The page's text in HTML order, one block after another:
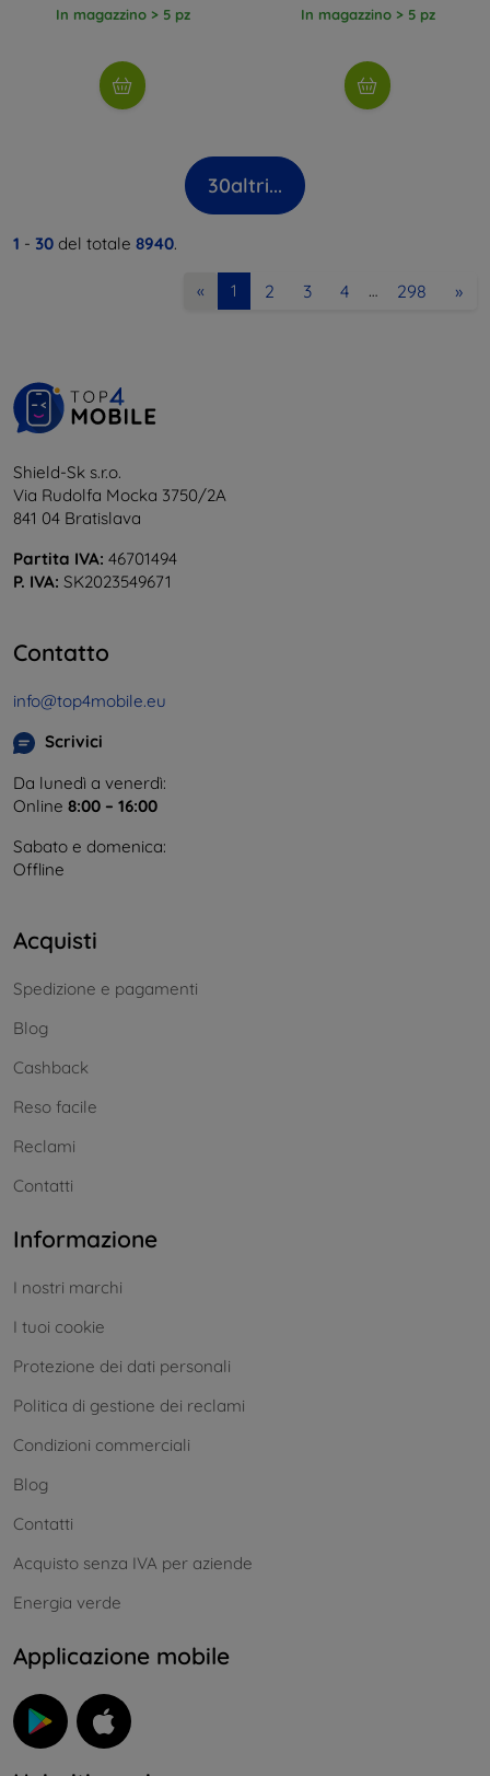
In magazzino > 5 pz In magazzino > 5 pz
30altri...
1 - 30 del totale 8940.
« 1 2 3 4 … 298 »
Shield-Sk s.r.o.
Via Rudolfa Mocka 3750/2A
841 04 Bratislava
Partita IVA: 46701494
P. IVA: SK2023549671
Contatto
info@top4mobile.eu
Scrivici
Da lunedì a venerdì:
Online 8:00 – 16:00
Sabato e domenica:
Offline
Acquisti
Spedizione e pagamenti
Blog
Cashback
Reso facile
Reclami
Contatti
Informazione
I nostri marchi
I tuoi cookie
Protezione dei dati personali
Politica di gestione dei reclami
Condizioni commerciali
Blog
Contatti
Acquisto senza IVA per aziende
Energia verde
Applicazione mobile